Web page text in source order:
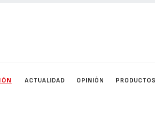
ACTUALIDAD OPINIÓN PRODUCTOS